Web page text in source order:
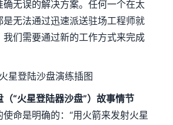
确无误的解决方案。任何一个在太
是无法通过迅速派送驻场工程师就
我们需要通过新的工作方式来完成
“火星登陆器沙盘”）故事情节
是明确的：“用火箭来发射火星